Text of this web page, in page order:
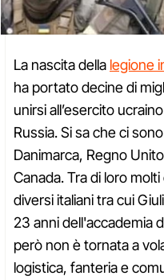
La nascita della legione
ha portato decine di
unirsi all’esercito
Russia. Si sa che ci
Danimarca, Regno
Canada. Tra di loro
diversi italiani tra cui
23 anni dell'accademia
però non è tornata a
logistica, fanteria e